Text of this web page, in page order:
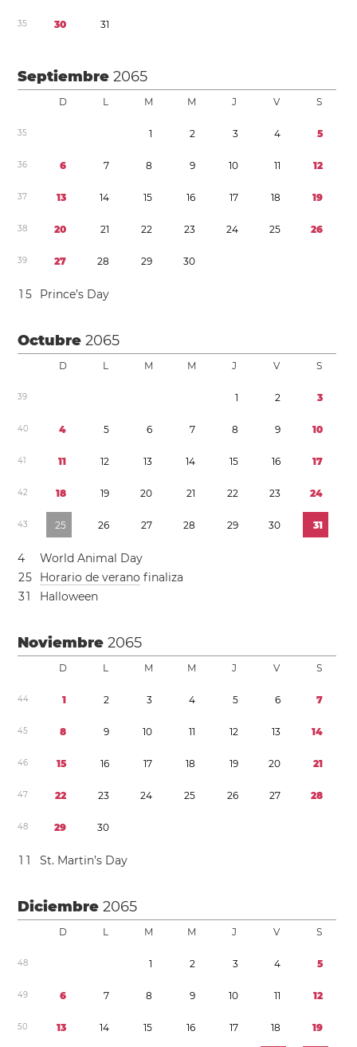
35 30 31
Septiembre2065
D L M M J V S
35 1 2 3 4 5
36 6 7 8 9 10 11 12
37 13 14 15 16 17 18 19
38 20 21 22 23 24 25 26
39 27 28 29 30
1 5 Prince’s Day
Octubre2065
D L M M J V S
39 1 2 3
40 4 5 6 7 8 9 10
41 11 12 13 14 15 16 17
42 18 19 20 21 22 23 24
43 25 26 27 28 29 30 31
4
World Animal Day
25 Horario de verano finaliza
31 Halloween
Noviembre2065
D L M M J V S
44 1 2 3 4 5 6 7
45 8 9 10 11 12 13 14
46 15 16 17 18 19 20 21
47 22 23 24 25 26 27 28
48 29 30
1 1 St. Martin’s Day
Diciembre2065
D L M M J V S
48 1 2 3 4 5
49 6 7 8 9 10 11 12
50 13 14 15 16 17 18 19